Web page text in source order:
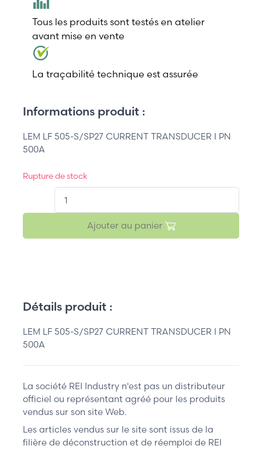
Tous les produits sont testés en atelier
avant mise en vente
La traçabilité technique est assurée
Informations produit :
LEM LF 505-S/SP27 CURRENT TRANSDUCER I PN
500A
Rupture de stock
Ajouter au panier
Détails produit :
LEM LF 505-S/SP27 CURRENT TRANSDUCER I PN
500A
La société REI Industry n'est pas un distributeur
officiel ou représentant agréé pour les produits
vendus sur son site Web.
Les articles vendus sur le site sont issus de la
filière de déconstruction et de réemploi de REI